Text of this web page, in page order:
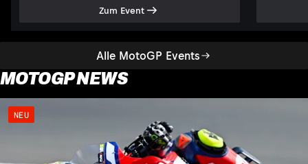
Alle MotoGP Events
Zum Event
MOTOGP NEWS
NEU